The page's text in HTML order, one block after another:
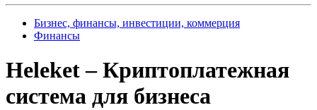
Бизнес, финансы, инвестиции, коммерция
Финансы
Heleket – Криптоплатежная
система для бизнеса